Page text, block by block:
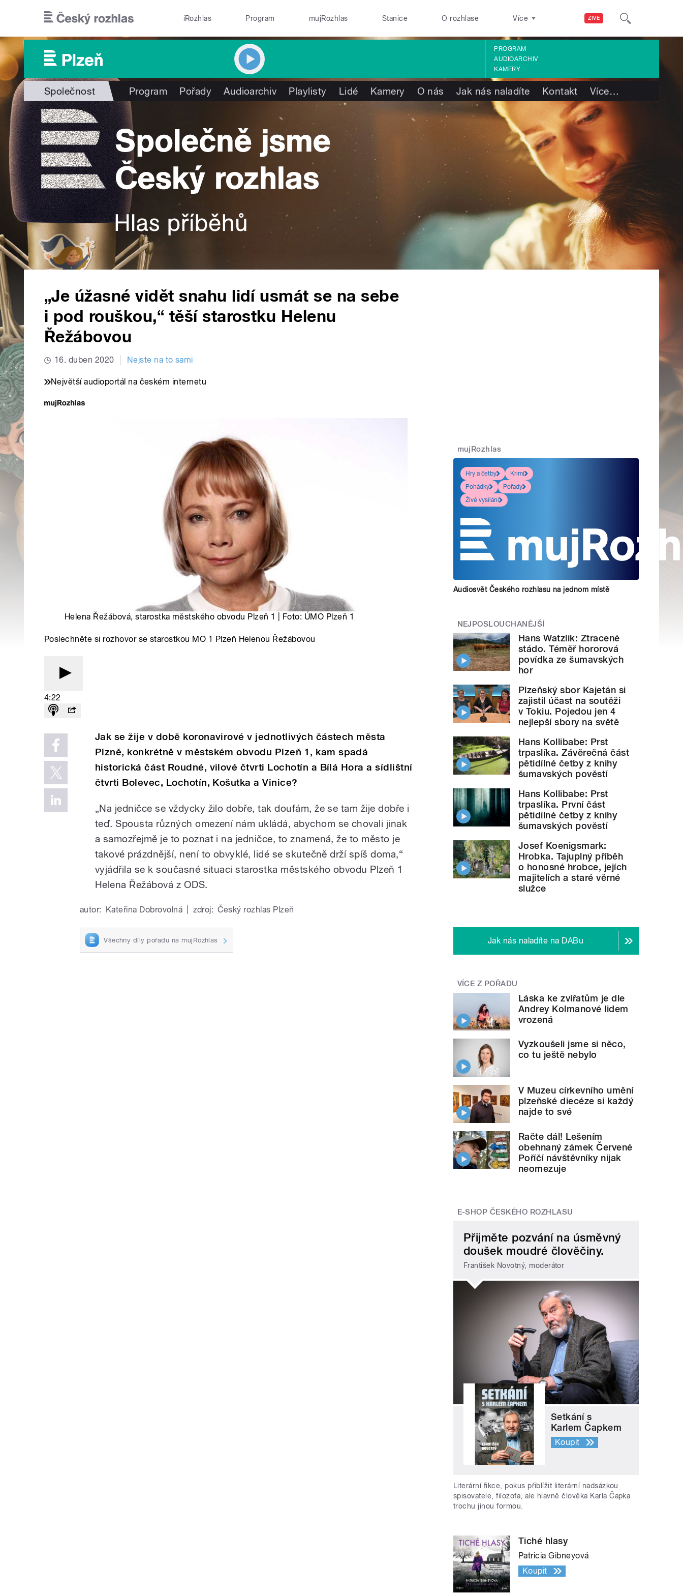
ŽIVĚ
iRozhlas Program mujRozhlas Stanice O rozhlase Více
PROGRAM
AUDIOARCHIV
KAMERY
Společnost Program Pořady Audioarchiv Playlisty Lidé Kamery O nás Jak nás naladíte Kontakt Více…
„Je úžasné vidět snahu lidí usmát se na sebe
i pod rouškou,“ těší starostku Helenu
Řežábovou
16. duben 2020 Nejste na to sami
Největší audioportál na českém internetu
Helena Řežábová, starostka městského obvodu Plzeň 1 | Foto: ÚMO Plzeň 1
Poslechněte si rozhovor se starostkou MO 1 Plzeň Helenou Řežábovou
4:22
Jak se žije v době koronavirové v jednotlivých částech města
Plzně, konkrétně v městském obvodu Plzeň 1, kam spadá
historická část Roudné, vilové čtvrti Lochotín a Bílá Hora a sídlištní
čtvrti Bolevec, Lochotín, Košutka a Vinice?
„Na jedničce se vždycky žilo dobře, tak doufám, že se tam žije dobře i
teď. Spousta různých omezení nám ukládá, abychom se chovali jinak
a samozřejmě je to poznat i na jedničce, to znamená, že to město je
takové prázdnější, není to obvyklé, lidé se skutečně drží spíš doma,“
vyjádřila se k současné situaci starostka městského obvodu Plzeň 1
Helena Řežábová z ODS.
autor: Kateřina Dobrovolná zdroj: Český rozhlas Plzeň
Všechny díly pořadu na mujRozhlas
mujRozhlas
Hry a četby
Krimi
Pohádky
Pořady
Živé vysílání
Audiosvět Českého rozhlasu na jednom místě
NEJPOSLOUCHANĚJŠÍ
Hans Watzlik: Ztracené
stádo. Téměř hororová
povídka ze šumavských
hor
Plzeňský sbor Kajetán si
zajistil účast na soutěži
v Tokiu. Pojedou jen 4
nejlepší sbory na světě
Hans Kollibabe: Prst
trpaslíka. Závěrečná část
pětidílné četby z knihy
šumavských pověstí
Hans Kollibabe: Prst
trpaslíka. První část
pětidílné četby z knihy
šumavských pověstí
Josef Koenigsmark:
Hrobka. Tajuplný příběh
o honosné hrobce, jejích
majitelích a staré věrné
služce
Jak nás naladíte na DABu
VÍCE Z POŘADU
Láska ke zvířatům je dle
Andrey Kolmanové lidem
vrozená
Vyzkoušeli jsme si něco,
co tu ještě nebylo
V Muzeu církevního umění
plzeňské diecéze si každý
najde to své
Račte dál! Lešením
obehnaný zámek Červené
Poříčí návštěvníky nijak
neomezuje
E-SHOP ČESKÉHO ROZHLASU
Přijměte pozvání na úsměvný
doušek moudré člověčiny.
František Novotný, moderátor
Setkání s
Karlem Čapkem
Koupit
Literární fikce, pokus přiblížit literární nadsázkou
spisovatele, filozofa, ale hlavně člověka Karla Čapka
trochu jinou formou.
Tiché hlasy
Patricia Gibneyová
Koupit